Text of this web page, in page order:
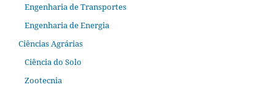
Engenharia de Transportes
Engenharia de Energia
Ciências Agrárias
Ciência do Solo
Zootecnia